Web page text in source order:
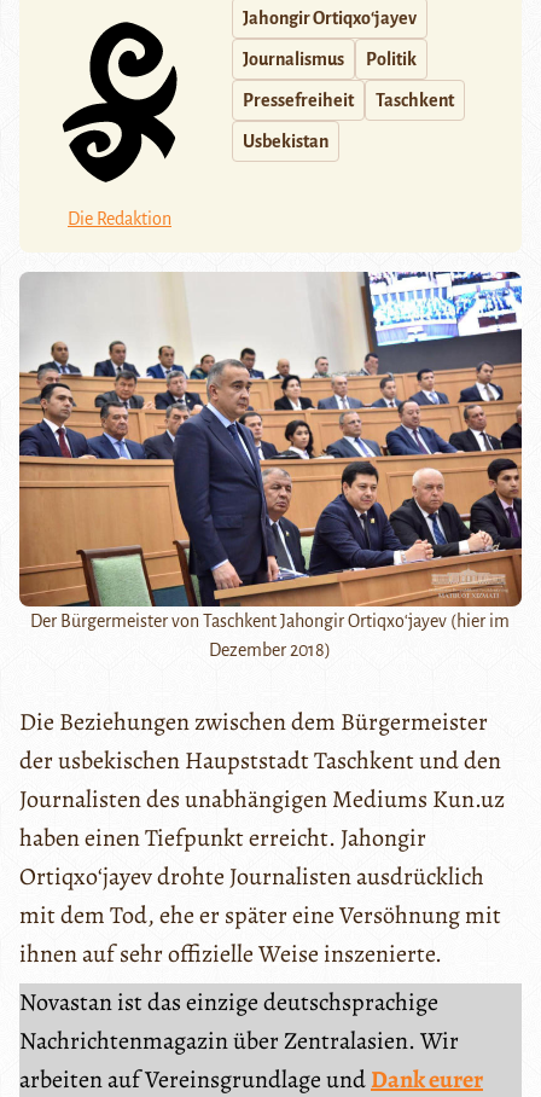
Die Redaktion
Jahongir Ortiqxoʻjayev
Journalismus Politik
Pressefreiheit Taschkent
Usbekistan
Der Bürgermeister von Taschkent Jahongir Ortiqxoʻjayev (hier im
Dezember 2018)
Die Beziehungen zwischen dem Bürgermeister
der usbekischen Haupststadt Taschkent und den
Journalisten des unabhängigen Mediums Kun.uz
haben einen Tiefpunkt erreicht. Jahongir
Ortiqxoʻjayev drohte Journalisten ausdrücklich
mit dem Tod, ehe er später eine Versöhnung mit
ihnen auf sehr offizielle Weise inszenierte.
Novastan ist das einzige deutschsprachige
Nachrichtenmagazin über Zentralasien. Wir
arbeiten auf Vereinsgrundlage undDank eurer